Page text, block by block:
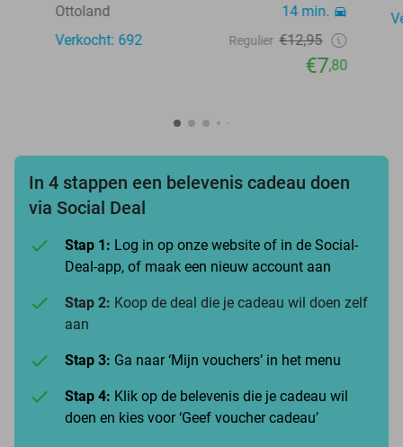
Ottoland
14 min.
Verkocht: 692
Regulier €12,95
€7,80
In 4 stappen een belevenis cadeau doen
via Social Deal
Stap 1: Log in op onze website of in de Social-
Deal-app, of maak een nieuw account aan
Stap 2: Koop de deal die je cadeau wil doen zelf
aan
Stap 3: Ga naar ‘Mijn vouchers’ in het menu
Stap 4: Klik op de belevenis die je cadeau wil
doen en kies voor ‘Geef voucher cadeau’